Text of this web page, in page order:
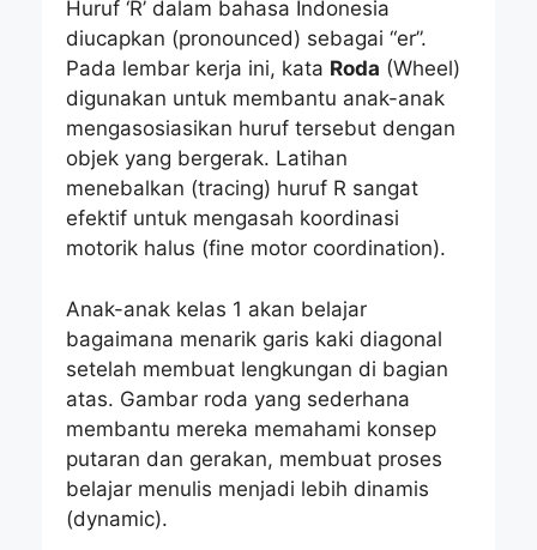
Huruf ‘R’ dalam bahasa Indonesia
diucapkan (pronounced) sebagai “er”.
Pada lembar kerja ini, kata Roda (Wheel)
digunakan untuk membantu anak-anak
mengasosiasikan huruf tersebut dengan
objek yang bergerak. Latihan
menebalkan (tracing) huruf R sangat
efektif untuk mengasah koordinasi
motorik halus (fine motor coordination).
Anak-anak kelas 1 akan belajar
bagaimana menarik garis kaki diagonal
setelah membuat lengkungan di bagian
atas. Gambar roda yang sederhana
membantu mereka memahami konsep
putaran dan gerakan, membuat proses
belajar menulis menjadi lebih dinamis
(dynamic).